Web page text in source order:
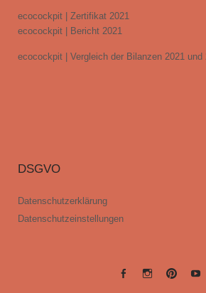
ecocockpit | Zertifikat 2021
ecocockpit | Bericht 2021
ecocockpit | Vergleich der Bilanzen 2021 und
DSGVO
Datenschutzerklärung
Datenschutzeinstellungen